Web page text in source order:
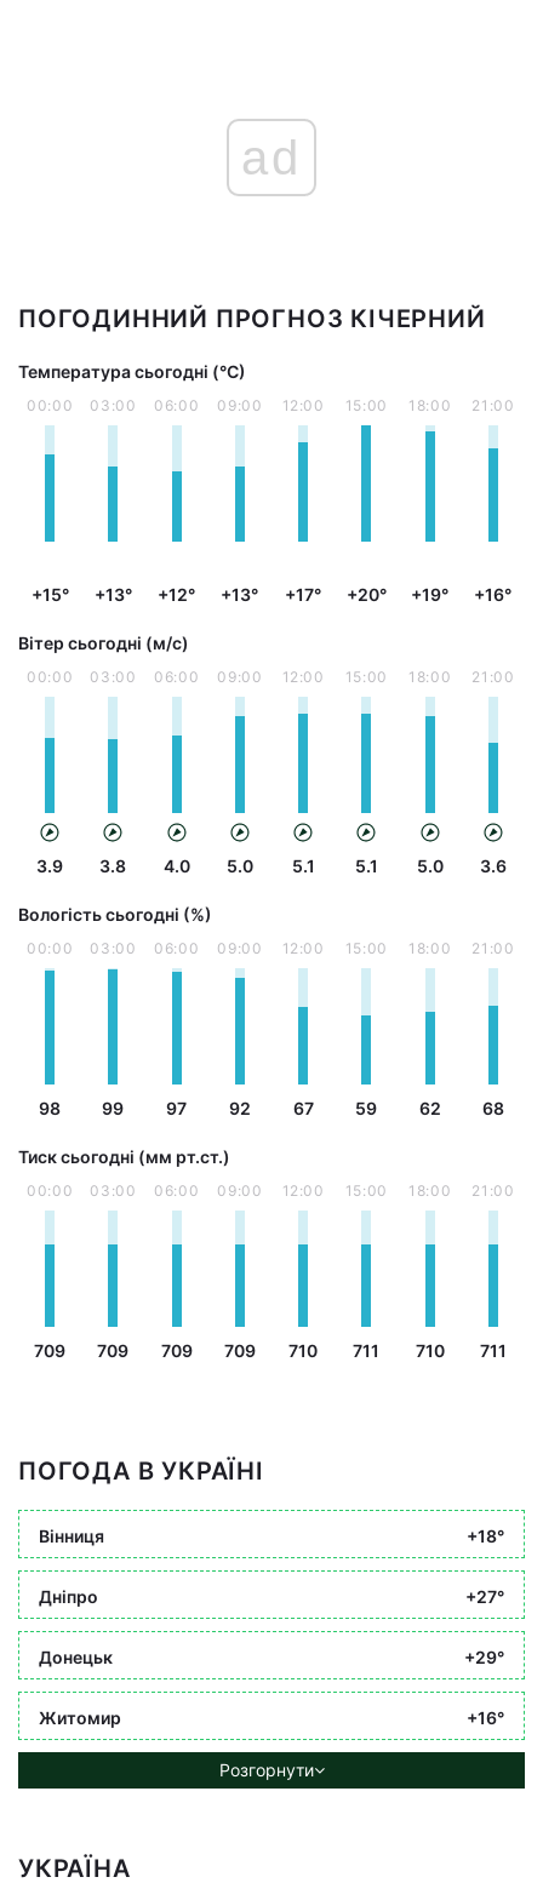
ad
ПОГОДИННИЙ ПРОГНОЗ КІЧЕРНИЙ
Температура сьогодні (°С)
00:00
+15°
03:00
+13°
06:00
+12°
09:00
+13°
12:00
+17°
15:00
+20°
18:00
+19°
21:00
+16°
Вітер сьогодні (м/с)
00:00
3.9
03:00
3.8
06:00
4.0
09:00
5.0
12:00
5.1
15:00
5.1
18:00
5.0
21:00
3.6
Вологість сьогодні (%)
00:00
98
03:00
99
06:00
97
09:00
92
12:00
67
15:00
59
18:00
62
21:00
68
Тиск сьогодні (мм рт.ст.)
00:00
709
03:00
709
06:00
709
09:00
709
12:00
710
15:00
711
18:00
710
21:00
711
ПОГОДА В УКРАЇНІ
Вінниця +18°
Дніпро +27°
Донецьк +29°
Житомир +16°
Розгорнути
УКРАЇНА